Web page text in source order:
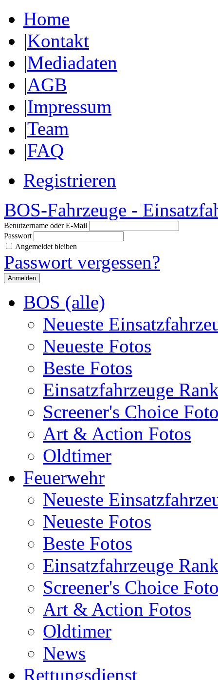
Home
|Kontakt
|Mediadaten
|AGB
|Impressum
|Team
|FAQ
Registrieren
BOS-Fahrzeuge -
Benutzername oder E-Mail
Passwort
Angemeldet bleiben
Passwort vergessen?
BOS (alle)
Neueste
Neueste Fotos
Beste Fotos
Einsatzfahrzeuge
Screener's Choice
Art & Action Fotos
Oldtimer
Feuerwehr
Neueste
Neueste Fotos
Beste Fotos
Einsatzfahrzeuge
Screener's Choice
Art & Action Fotos
Oldtimer
News
Rettungsdienst